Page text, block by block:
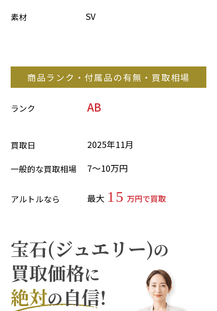
素材 SV
商品ランク・付属品の有無・買取相場
ランク AB
買取日 2025年11月
一般的な買取相場 7～10万円
アルトルなら 最大 15 万円で買取
宝石(ジュエリー)の
買取価格に
絶対の自信!